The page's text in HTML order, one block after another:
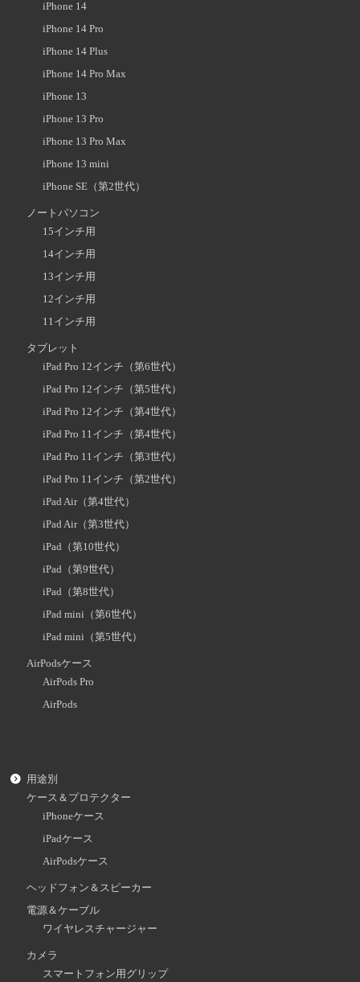
iPhone 14
iPhone 14 Pro
iPhone 14 Plus
iPhone 14 Pro Max
iPhone 13
iPhone 13 Pro
iPhone 13 Pro Max
iPhone 13 mini
iPhone SE（第2世代）
ノートパソコン
15インチ用
14インチ用
13インチ用
12インチ用
11インチ用
タブレット
iPad Pro 12インチ（第6世代）
iPad Pro 12インチ（第5世代）
iPad Pro 12インチ（第4世代）
iPad Pro 11インチ（第4世代）
iPad Pro 11インチ（第3世代）
iPad Pro 11インチ（第2世代）
iPad Air（第4世代）
iPad Air（第3世代）
iPad（第10世代）
iPad（第9世代）
iPad（第8世代）
iPad mini（第6世代）
iPad mini（第5世代）
AirPodsケース
AirPods Pro
AirPods
用途別
ケース＆プロテクター
iPhoneケース
iPadケース
AirPodsケース
ヘッドフォン＆スピーカー
電源＆ケーブル
ワイヤレスチャージャー
カメラ
スマートフォン用グリップ